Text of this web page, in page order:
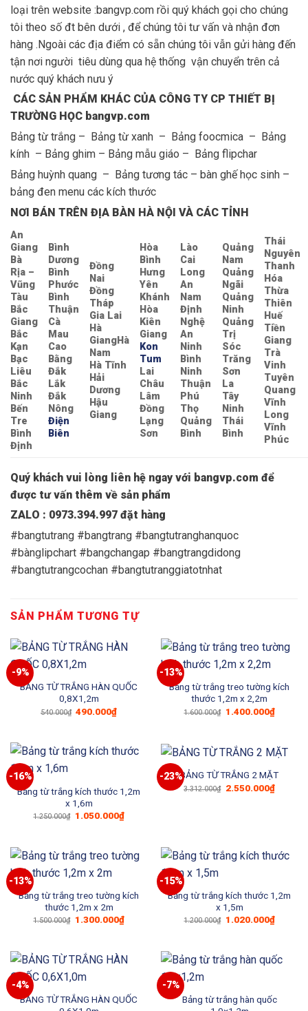
loại trên website :bangvp.com rồi quý khách gọi cho chúng
tôi theo số đt bên dưới , để chúng tôi tư vấn và nhận đơn
hàng .Ngoài các địa điểm có sẵn chúng tôi vẫn gửi hàng đến
tận nơi người tiêu dùng qua hệ thống vận chuyển trên cả
nước quý khách nưu ý
CÁC SẢN PHẨM KHÁC CỦA CÔNG TY CP THIẾT BỊ
TRƯỜNG HỌC bangvp.com
Bảng từ trắng – Bảng từ xanh – Bảng foocmica – Bảng
kính – Bảng ghim – Bảng mẫu giáo – Bảng flipchar
Bảng huỳnh quang – Bảng tương tác – bàn ghế học sinh –
bảng đen menu các kích thước
NƠI BÁN TRÊN ĐỊA BÀN HÀ NỘI VÀ CÁC TỈNH
An
Giang
Bà
Rịa –
Vũng
Tàu
Bắc
Giang
Bắc
Kạn
Bạc
Liêu
Bắc
Ninh
Bến
Tre
Bình
Định
Bình
Dương
Bình
Phước
Bình
Thuận
Cà
Mau
Cao
Bằng
Đắk
Lắk
Đắk
Nông
Điện
Biên
Đồng
Nai
Đồng
Tháp
Gia Lai
Hà
GiangHà
Nam
Hà Tĩnh
Hải
Dương
Hậu
Giang
Hòa
Bình
Hưng
Yên
Khánh
Hòa
Kiên
Giang
Kon
Tum
Lai
Châu
Lâm
Đồng
Lạng
Sơn
Lào
Cai
Long
An
Nam
Định
Nghệ
An
Ninh
Bình
Ninh
Thuận
Phú
Thọ
Quảng
Bình
Quảng
Nam
Quảng
Ngãi
Quảng
Ninh
Quảng
Trị
Sóc
Trăng
Sơn
La
Tây
Ninh
Thái
Bình
Thái
Nguyên
Thanh
Hóa
Thừa
Thiên
Huế
Tiền
Giang
Trà
Vinh
Tuyên
Quang
Vĩnh
Long
Vĩnh
Phúc
Quý khách vui lòng liên hệ ngay với bangvp.com để
được tư vấn thêm về sản phẩm
ZALO : 0973.394.997 đặt hàng
#bangtutrang #bangtrang #bangtutranghanquoc
#bànglipchart #bangchangap #bangtrangdidong
#bangtutrangcochan #bangtutranggiatotnhat
SẢN PHẨM TƯƠNG TỰ
-9%
BẢNG TỪ TRẮNG HÀN QUỐC
0,8X1,2m
540.000₫ Giá
490.000₫Giá
490.000₫.
-13%
Bảng từ trắng treo tường kích
thước 1,2m x 2,2m
1.600.000₫ Giá
1.400.000₫Giá
hiện
-16%
Bảng từ trắng kích thước 1,2m
x 1,6m
1.250.000₫ Giá
1.050.000₫Giá
hiện
1.050.000₫.
-23%BẢNG TỪ TRẮNG 2 MẶT
3.312.000₫ Giá
2.550.000₫Giá
hiện
-13%
Bảng từ trắng treo tường kích
thước 1,2m x 2m
1.500.000₫ Giá
1.300.000₫Giá
hiện
1.300.000₫.
-15%
Bảng từ trắng kích thước 1,2m
x 1,5m
1.200.000₫ Giá
1.020.000₫Giá
hiện
-4%
BẢNG TỪ TRẮNG HÀN QUỐC
-7%
Bảng từ trắng hàn quốc